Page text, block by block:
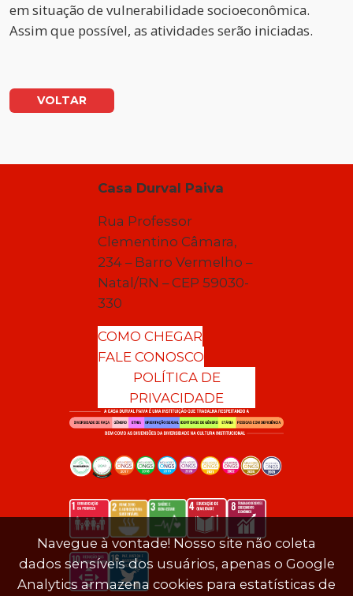
em situação de vulnerabilidade socioeconômica.
Assim que possível, as atividades serão iniciadas.
VOLTAR
Casa Durval Paiva
Rua Professor
Clementino Câmara,
234 – Barro Vermelho –
Natal/RN – CEP 59030-
330
COMO CHEGAR
FALE CONOSCO
POLÍTICA DE
PRIVACIDADE
Navegue à vontade! Nosso site não coleta
dados sensíveis dos usuários, apenas o Google
Analytics armazena cookies para estatísticas de